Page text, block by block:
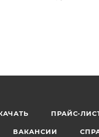
ПРАЙС-
ВАКАНСИИ